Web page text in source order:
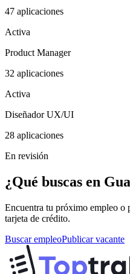
47 aplicaciones
Activa
Product Manager
32 aplicaciones
Activa
Diseñador UX/UI
28 aplicaciones
En revisión
¿Qué buscas en
Encuentra tu próximo empleo
tarjeta de crédito.
Buscar empleoPublicar vacante